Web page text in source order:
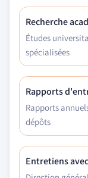
Recherche
Études
spécialisées
Rapports
Rapports
dépôts
Entretiens